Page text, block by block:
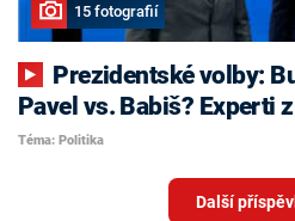
15 fotografií
Pavel vs. Babiš? Experti
Téma: Politika
Další